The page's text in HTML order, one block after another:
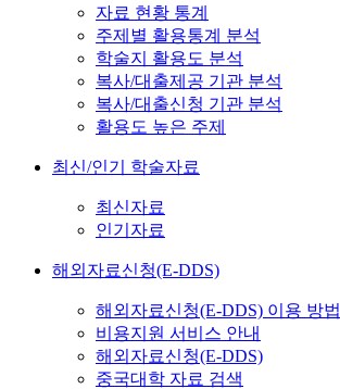
자료 현황 통계
주제별 활용통계 분석
학술지 활용도 분석
복사/대출제공 기관 분석
복사/대출신청 기관 분석
활용도 높은 주제
최신/인기 학술자료
최신자료
인기자료
해외자료신청(E-DDS)
해외자료신청(E-DDS) 이용 방법
비용지원 서비스 안내
해외자료신청(E-DDS)
중국대학 자료 검색